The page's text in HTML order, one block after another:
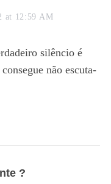
at 12:59 AM
silêncio é
não escuta-
?